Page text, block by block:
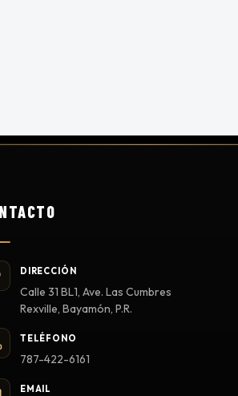
DIRECCIÓN
Calle 31 BL1, Ave. Las Cumbres
Rexville, Bayamón, P.R.
TELÉFONO
787-422-6161
EMAIL